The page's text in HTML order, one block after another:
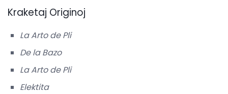
Kraketaj Originoj
La Arto de Pli
De la Bazo
La Arto de Pli
Elektita